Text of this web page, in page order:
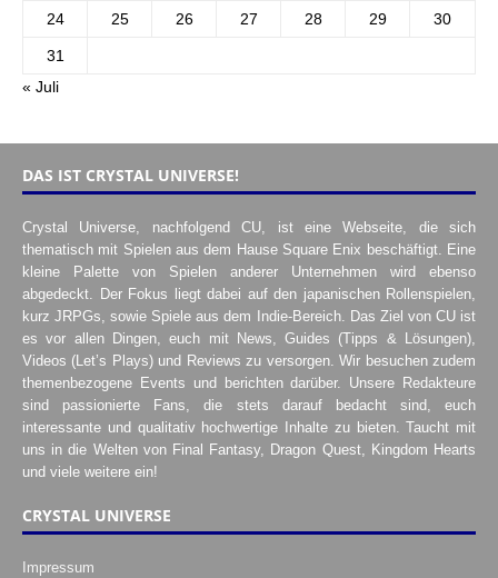
24 25 26 27 28 29 30
31
« Juli
DAS IST CRYSTAL UNIVERSE!
Crystal Universe, nachfolgend CU, ist eine Webseite, die sich
thematisch mit Spielen aus dem Hause Square Enix beschäftigt. Eine
kleine Palette von Spielen anderer Unternehmen wird ebenso
abgedeckt. Der Fokus liegt dabei auf den japanischen Rollenspielen,
kurz JRPGs, sowie Spiele aus dem Indie-Bereich. Das Ziel von CU ist
es vor allen Dingen, euch mit News, Guides (Tipps & Lösungen),
Videos (Let’s Plays) und Reviews zu versorgen. Wir besuchen zudem
themenbezogene Events und berichten darüber. Unsere Redakteure
sind passionierte Fans, die stets darauf bedacht sind, euch
interessante und qualitativ hochwertige Inhalte zu bieten. Taucht mit
uns in die Welten von Final Fantasy, Dragon Quest, Kingdom Hearts
und viele weitere ein!
CRYSTAL UNIVERSE
Impressum